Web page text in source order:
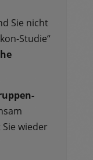
Sie nicht
Studie“
wieder